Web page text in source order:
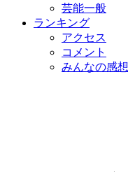
芸能一般
ランキング
アクセス
コメント
みんなの感想